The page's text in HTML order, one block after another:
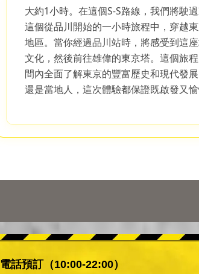
大約1小時。在這個S-S路線，我們將駛
這個從品川開始的一小時旅程中，穿越
地區。當你經過品川站時，將感受到這
文化，然後前往雄偉的東京塔。這個旅
間內全面了解東京的豐富歷史和現代發
還是當地人，這次體驗都保證既啟發又愉
電話預訂（10:00-22:00）